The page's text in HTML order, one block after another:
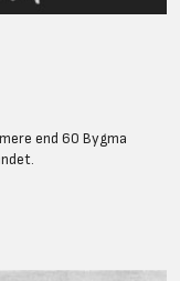
end 60 Bygma